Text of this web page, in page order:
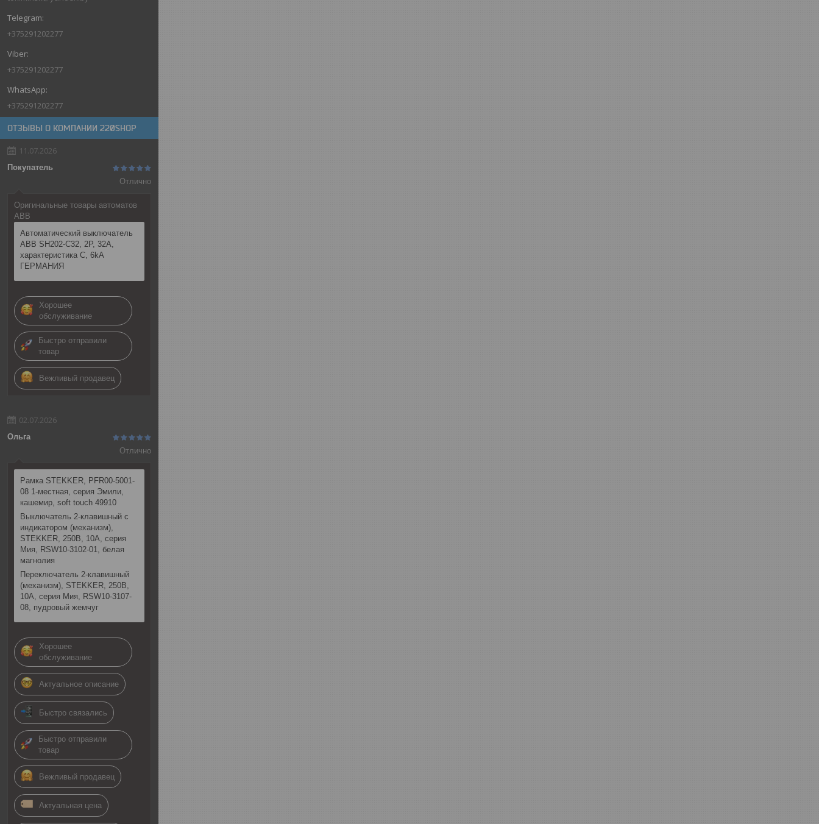
+375291202277
+375291202277
+375291202277
ОТЗЫВЫ О КОМПАНИИ 220SHOP
11.07.2026
Покупатель
Отлично
Оригинальные товары автоматов
ABB
Автоматический выключатель
ABB SH202-C32, 2P, 32А,
характеристика C, 6kA
ГЕРМАНИЯ
Хорошее
обслуживание
Быстро отправили
товар
Вежливый продавец
02.07.2026
Ольга
Отлично
Рамка STEKKER, PFR00-5001-
08 1-местная, серия Эмили,
кашемир, soft touch 49910
Выключатель 2-клавишный c
индикатором (механизм),
STEKKER, 250В, 10А, серия
Мия, RSW10-3102-01, белая
магнолия
Переключатель 2-клавишный
(механизм), STEKKER, 250В,
10А, серия Мия, RSW10-3107-
08, пудровый жемчуг
Хорошее
обслуживание
Актуальное описание
Быстро связались
Быстро отправили
товар
Вежливый продавец
Актуальная цена